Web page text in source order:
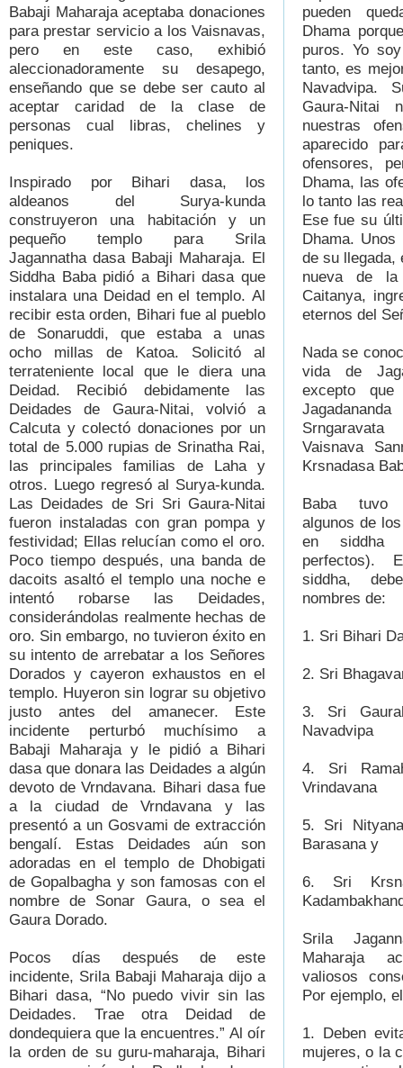
Babaji Maharaja aceptaba donaciones
para prestar servicio a los Vaisnavas,
pero en este caso, exhibió
aleccionadoramente su desapego,
enseñando que se debe ser cauto al
aceptar caridad de la clase de
personas cual libras, chelines y
peniques.
Inspirado por Bihari dasa, los
aldeanos del Surya-kunda
construyeron una habitación y un
pequeño templo para Srila
Jagannatha dasa Babaji Maharaja. El
Siddha Baba pidió a Bihari dasa que
instalara una Deidad en el templo. Al
recibir esta orden, Bihari fue al pueblo
de Sonaruddi, que estaba a unas
ocho millas de Katoa. Solicitó al
terrateniente local que le diera una
Deidad. Recibió debidamente las
Deidades de Gaura-Nitai, volvió a
Calcuta y colectó donaciones por un
total de 5.000 rupias de Srinatha Rai,
las principales familias de Laha y
otros. Luego regresó al Surya-kunda.
Las Deidades de Sri Sri Gaura-Nitai
fueron instaladas con gran pompa y
festividad; Ellas relucían como el oro.
Poco tiempo después, una banda de
dacoits asaltó el templo una noche e
intentó robarse las Deidades,
considerándolas realmente hechas de
oro. Sin embargo, no tuvieron éxito en
su intento de arrebatar a los Señores
Dorados y cayeron exhaustos en el
templo. Huyeron sin lograr su objetivo
justo antes del amanecer. Este
incidente perturbó muchísimo a
Babaji Maharaja y le pidió a Bihari
dasa que donara las Deidades a algún
devoto de Vrndavana. Bihari dasa fue
a la ciudad de Vrndavana y las
presentó a un Gosvami de extracción
bengalí. Estas Deidades aún son
adoradas en el templo de Dhobigati
de Gopalbagha y son famosas con el
nombre de Sonar Gaura, o sea el
Gaura Dorado.
Pocos días después de este
incidente, Srila Babaji Maharaja dijo a
Bihari dasa, “No puedo vivir sin las
Deidades. Trae otra Deidad de
dondequiera que la encuentres.” Al oír
la orden de su guru-maharaja, Bihari
pueden
Dhama
puros. Yo
tanto, es
Navadvipa.
Gaura-Nitai
nuestras
aparecido
ofensores,
Dhama, las
lo tanto las
Ese fue su
Dhama.
de su llegada,
nueva de la
Caitanya,
eternos del
Nada se
vida de
excepto
Vaisnava
Krsnadasa
Baba tuvo
algunos de
en siddha
perfectos).
siddha,
nombres de:
1. Sri Bihari
2. Sri
3. Sri
Navadvipa
4. Sri
Vrindavana
5. Sri
Barasana y
6. Sri
Srila
Maharaja
valiosos
Por ejemplo,
1. Deben
mujeres, o la